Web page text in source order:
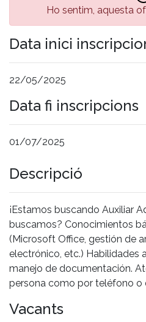
Ho sentim, aquesta
Data inici
22/05/2025
Data fi inscripcions
01/07/2025
Descripció
¡Estamos buscando Auxiliar
buscamos? Conocimientos
(Microsoft Office, gestión de
electrónico, etc.) Habilidades
manejo de documentación.
persona como por teléfono o
Vacants